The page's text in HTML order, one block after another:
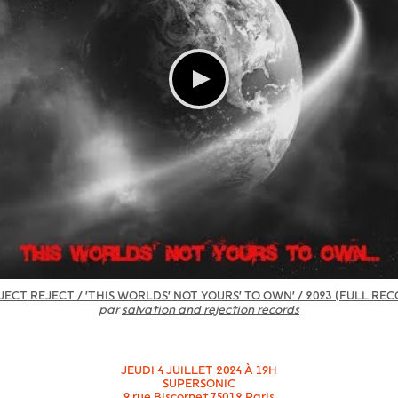
REJECT / 'THIS WORLDS' NOT YOURS' TO OWN' / 2023 (FULL
parsalvation and rejection records
JEUDI 4 JUILLET 2024 À 19H
SUPERSONIC